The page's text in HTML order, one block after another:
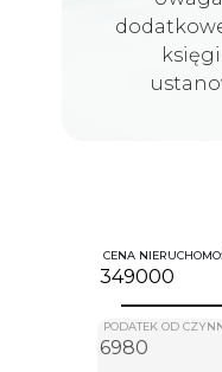
CENA
PODATEK OD